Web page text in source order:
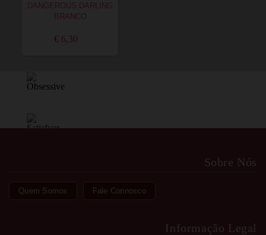
DANGEROUS DARLING
BRANCO
€ 6,30
Sobre Nós
Quem Somos Fale Connosco
Informação Legal